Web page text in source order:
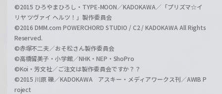
©2015 ひろやまひろし・TYPE-MOON／KADOKAWA／「プリズマ☆イ
リヤ ツヴァイ ヘルツ！」製作委員会
©2016 DMM.com POWERCHORD STUDIO / C2 / KADOKAWA All Rights
Reserved.
©赤塚不二夫／おそ松さん製作委員会
©高橋留美子・小学館／NHK・NEP・ShoPro
©Koi・芳文社／ご注文は製作委員会ですか？？
©2015 川原 礫／KADOKAWA アスキー・メディアワークス刊／AWIB P
roject